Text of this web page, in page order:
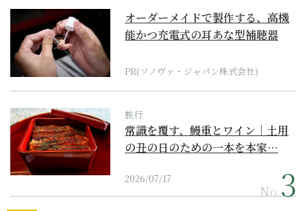
オーダーメイドで製作する、高機
能かつ充電式の耳あな型補聴器
PR(ソノヴァ・ジャパン株式会社)
旅行
常識を覆す、鰻重とワイン｜土用
の丑の日のための一本を本家…
2026/07/17
No.